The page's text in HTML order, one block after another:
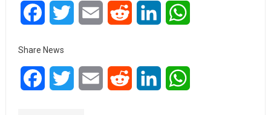
FacebookTwitter Email Reddit LinkedIn
Share News
FacebookTwitter Email Reddit LinkedIn